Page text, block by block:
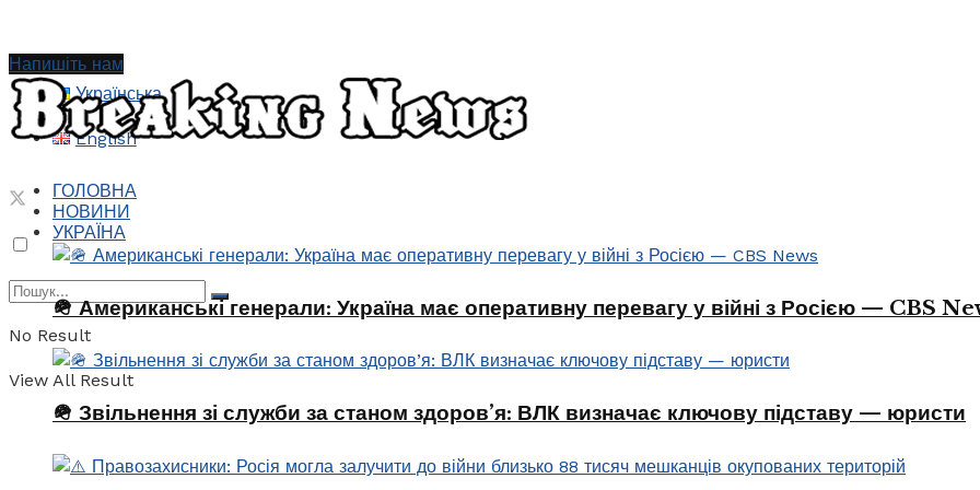
Українська
English
No Result
View All Result
Напишіть нам
ГОЛОВНА
НОВИНИ
УКРАЇНА
🪖 Американські генерали: Україна має оперативну перевагу у війні з Росією — CBS
🪖 Звільнення зі служби за станом здоров’я: ВЛК визначає ключову підставу — юристи